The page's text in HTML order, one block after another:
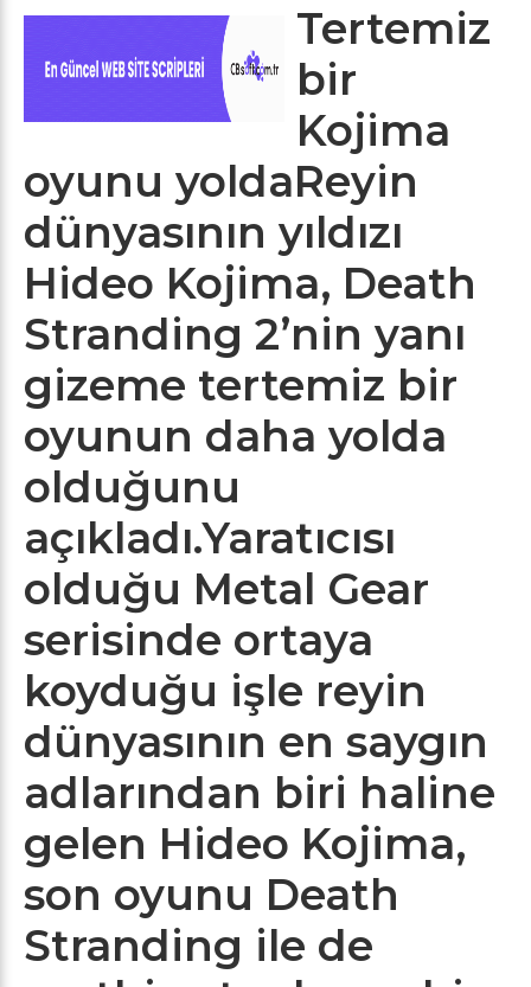
Tertemiz
bir
Kojima
oyunu yoldaReyin
dünyasının yıldızı
Hideo Kojima, Death
Stranding 2’nin yanı
gizeme tertemiz bir
oyunun daha yolda
olduğunu
açıkladı.Yaratıcısı
olduğu Metal Gear
serisinde ortaya
koyduğu işle reyin
dünyasının en saygın
adlarından biri haline
gelen Hideo Kojima,
son oyunu Death
Stranding ile de